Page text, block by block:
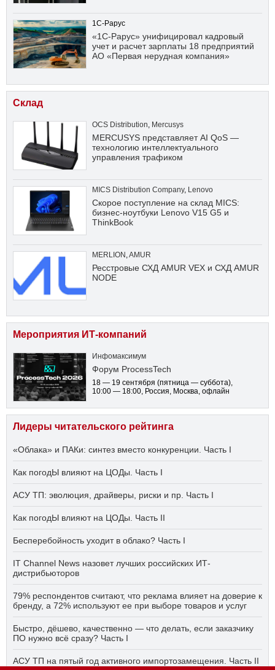
1С-Рарус
«1С-Рарус» унифицировал кадровый
учет и расчет зарплаты 18 предприятий
АО «Первая нерудная компания»
Склад
OCS Distribution Mercusys
MERCUSYS представляет AI QoS —
технологию интеллектуального
управления трафиком
MICS Distribution Company, Lenovo
Скорое поступление на склад MICS:
бизнес-ноутбуки Lenovo V15 G5 и
ThinkBook
MERLION AMUR
Ресстровые СХД AMUR VEX и СХД AMUR
NODE
Мероприятия ИТ-компаний
Инфомаксимум
Форум ProcessTech
18 — 19 сентября (пятница — суббота),
10:00 — 18:00, Россия, Москва, офлайн
Лидеры читательского рейтинга
«Облака» и ПАКи: синтез вместо конкуренции. Часть I
Как погодЫ влияют на ЦОДы. Часть I
АСУ ТП: эволюция, драйверы, риски и пр. Часть I
Как погодЫ влияют на ЦОДы. Часть II
Бесперебойность уходит в облако? Часть I
IT Channel News назовет лучших российских ИТ-
дистрибьюторов
79% респондентов считают, что реклама влияет на доверие к
бренду, а 72% используют ее при выборе товаров и услуг
Быстро, дёшево, качественно — что делать, если заказчику
ПО нужно всё сразу? Часть I
АСУ ТП на пятый год активного импортозамещения. Часть II